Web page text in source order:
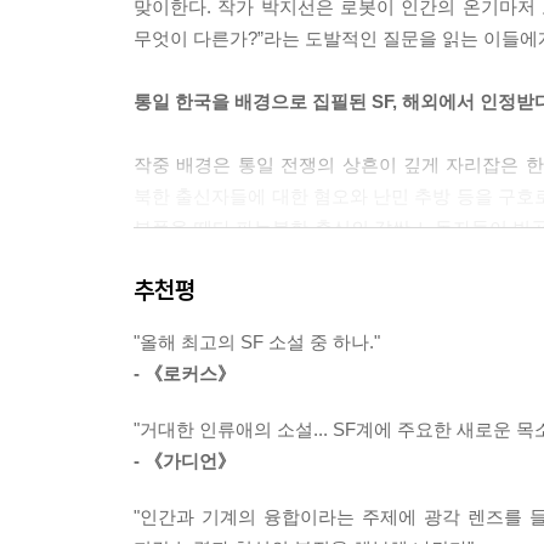
맞이한다. 작가 박지선은 로봇이 인간의 온기마
무엇이 다른가?”라는 도발적인 질문을 읽는 이들에
통일 한국을 배경으로 집필된 SF, 해외에서 인정받
작중 배경은 통일 전쟁의 상흔이 깊게 자리잡은
부품을 떼다 파는북한 출신의 값싼 노동자들이 빈
우리는 항상 북한이라는 존재에 유령처럼 시달
섬세하고도 날카로운 통찰력은 해외 평단의
장르문학상인 로커스상 신인 부문 최종 후보에
결과 발표를 앞두고 있다.
영예를 안기도 하였다. 어슐러 르 귄 같은 세계적
추천평
"올해 최고의 SF 소설 중 하나."
- 《로커스》
"거대한 인류애의 소설... SF계에 주요한 새로운 목
- 《가디언》
"인간과 기계의 융합이라는 주제에 광각 렌즈를